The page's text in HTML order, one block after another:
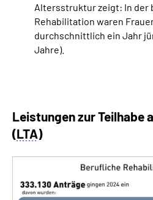
Altersstruktur zeigt: In der
Rehabilitation waren
durchschnittlich ein Jahr
Jahre).
Leistungen zur Teilhabe
(LTA)